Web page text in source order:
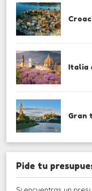
Italia
Gran
Pide tu